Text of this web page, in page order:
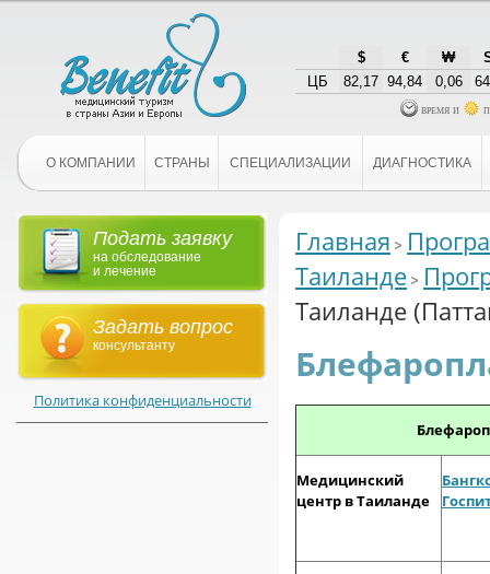
$ € ₩
ЦБ
82,17 94,84 0,06
время и
О КОМПАНИИ СТРАНЫ СПЕЦИАЛИЗАЦИИ ДИАГНОСТИКА
Подать заявку
на обследование
и лечение
Задать вопрос
консультанту
Политика конфиденциальности
Главная
Таиланде
Таиланде
Медицинский
центр в Таиланде